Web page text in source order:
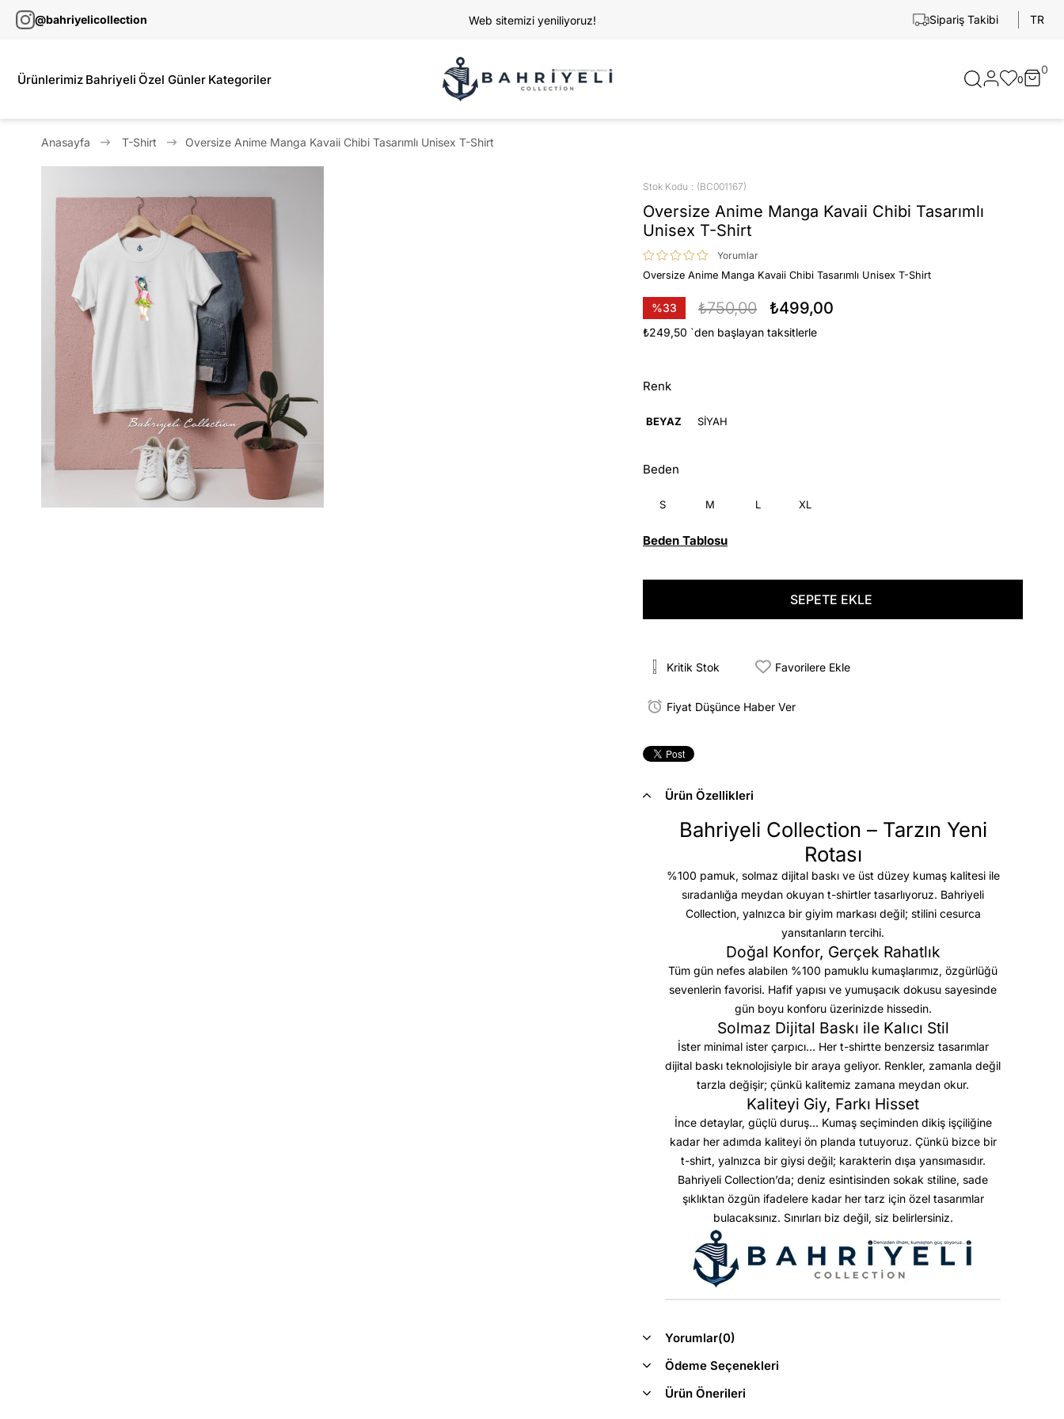
@bahriyelicollection Web sitemizi yeniliyoruz! Sipariş Takibi TR
Ürünlerimiz Bahriyeli Özel Günler Kategoriler 0
0
Anasayfa T-Shirt Oversize Anime Manga Kavaii Chibi Tasarımlı Unisex T-Shirt
Stok Kodu (BC001167)
Oversize Anime Manga Kavaii Chibi Tasarımlı
Unisex T-Shirt
Yorumlar
Oversize Anime Manga Kavaii Chibi Tasarımlı Unisex T-Shirt
%33
İndirim
₺750,00 ₺499,00
₺249,50 `den başlayan taksitlerle
Renk
BEYAZ SİYAH
Beden
S M L XL
Beden Tablosu
Kritik Stok Favorilere Ekle
Fiyat Düşünce Haber Ver
Ürün Özellikleri
Bahriyeli Collection – Tarzın Yeni
Rotası
%100 pamuk, solmaz dijital baskı ve üst düzey kumaş kalitesiile
sıradanlığa meydan okuyan t-shirtler tasarlıyoruz. Bahriyeli
Collection, yalnızca bir giyim markası değil; stilini cesurca
yansıtanların tercihi.
Doğal Konfor, Gerçek Rahatlık
Tüm gün nefes alabilen %100 pamuklu kumaşlarımız, özgürlüğü
sevenlerin favorisi. Hafif yapısı ve yumuşacık dokusu sayesinde
gün boyu konforu üzerinizde hissedin.
Solmaz Dijital Baskı ile Kalıcı Stil
İster minimal ister çarpıcı… Her t-shirtte benzersiz tasarımlar
dijital baskı teknolojisiyle bir araya geliyor. Renkler, zamanla değil
tarzla değişir; çünkü kalitemiz zamana meydan okur.
Kaliteyi Giy, Farkı Hisset
İnce detaylar, güçlü duruş… Kumaş seçiminden dikiş işçiliğine
kadar her adımda kaliteyi ön planda tutuyoruz. Çünkü bizce bir
t-shirt, yalnızca bir giysi değil; karakterin dışa yansımasıdır.
Bahriyeli Collection’da; deniz esintisinden sokak stiline, sade
şıklıktan özgün ifadelere kadar her tarz için özel tasarımlar
bulacaksınız. Sınırları biz değil, siz belirlersiniz.
Yorumlar(0)
Ödeme Seçenekleri
Ürün Önerileri